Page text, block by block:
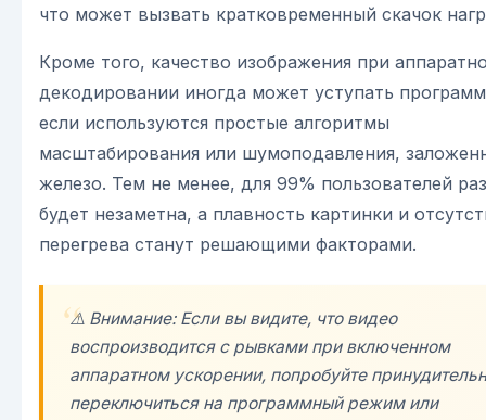
что может вызвать кратковременный скачок
Кроме того, качество изображения при
декодировании иногда может уступать
если используются простые алгоритмы
масштабирования или шумоподавления,
железо. Тем не менее, для 99% пользователей
будет незаметна, а плавность картинки и
перегрева станут решающими факторами.
⚠️ Внимание: Если вы видите, что видео
воспроизводится с рывками при включенном
аппаратном ускорении, попробуйте
переключиться на программный режим или